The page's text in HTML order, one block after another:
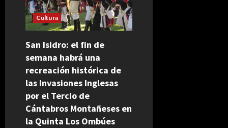
Cultura
San Isidro: el fin de
semana habrá una
recreación histórica de
las Invasiones Inglesas
por el Tercio de
Cántabros Montañeses en
la Quinta Los Ombúes